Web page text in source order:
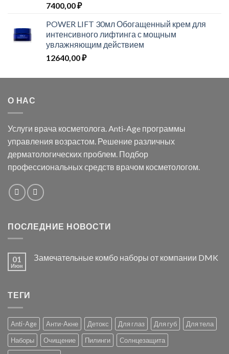
7400,00₽
POWER LIFT 30мл Обогащенный крем для
интенсивного лифтинга с мощным
увлажняющим действием
12640,00₽
О НАС
Услуги врача косметолога. Anti-Age программы
управления возрастом. Решение различных
дерматологических проблем. Подбор
профессиональных средств врачом косметологом.
ПОСЛЕДНИЕ НОВОСТИ
01
Июн
Замечательные комбо наборы от компании DMK
ТЕГИ
Anti-Age Анти-Акне Детокс Для глаз Для губ
Для тела
Наборы
Очищение Пилинги
Солнцезащита